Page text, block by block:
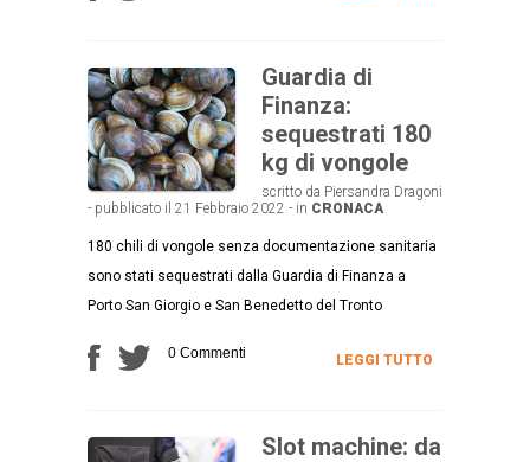
Guardia di
Finanza:
sequestrati 180
kg di vongole
scritto da Piersandra Dragoni
- pubblicato il 21 Febbraio 2022 - in CRONACA
180 chili di vongole senza documentazione sanitaria
sono stati sequestrati dalla Guardia di Finanza a
Porto San Giorgio e San Benedetto del Tronto
0 Commenti LEGGI TUTTO
Slot machine: da